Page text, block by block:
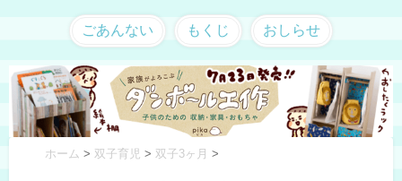
ごあんない もくじ おしらせ
ホーム > 双子育児 > 双子3ヶ月 >